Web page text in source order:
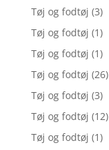
Tøj og fodtøj (3)
Tøj og fodtøj (1)
Tøj og fodtøj (1)
Tøj og fodtøj (26)
Tøj og fodtøj (3)
Tøj og fodtøj (12)
Tøj og fodtøj (1)